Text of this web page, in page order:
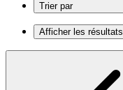
Trier par
Afficher les résultats